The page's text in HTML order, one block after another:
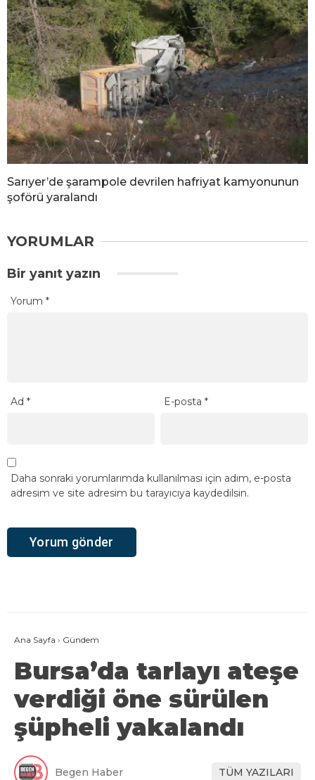
Sarıyer’de şarampole devrilen hafriyat kamyonunun
şoförü yaralandı
YORUMLAR
Bir yanıt yazın
Yorum *
Ad * E-posta*
Daha sonraki yorumlarımda kullanılması için adım, e-posta
adresim ve site adresim bu tarayıcıya kaydedilsin.
Ana Sayfa › Gündem
Bursa’da tarlayı ateşe
verdiği öne sürülen
şüpheli yakalandı
Begen Haber TÜM YAZILARI